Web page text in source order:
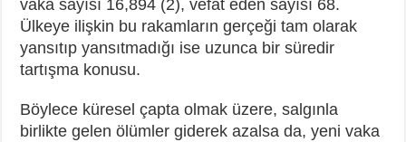
vaka sayısı 16,894 (2), vefat eden sayısı 68.
Ülkeye ilişkin bu rakamların gerçeği tam olarak
yansıtıp yansıtmadığı ise uzunca bir süredir
tartışma konusu.
Böylece küresel çapta olmak üzere, salgınla
birlikte gelen ölümler giderek azalsa da, yeni vaka